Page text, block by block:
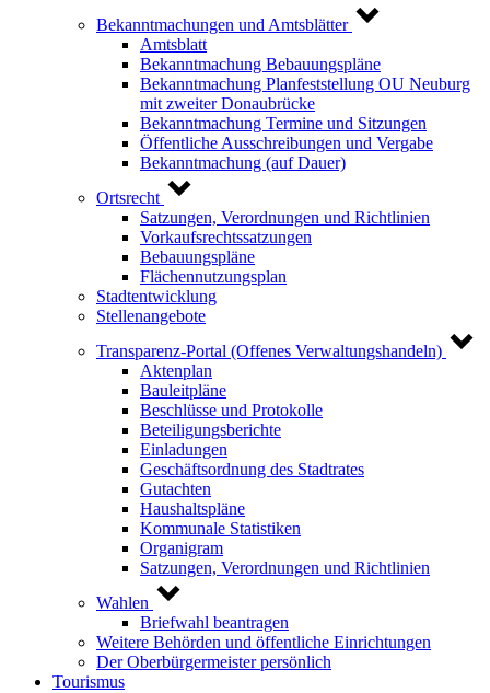
Bekanntmachungen und Amtsblätter
Amtsblatt
Bekanntmachung Bebauungspläne
Bekanntmachung Planfeststellung OU Neuburg
mit zweiter Donaubrücke
Bekanntmachung Termine und Sitzungen
Öffentliche Ausschreibungen und Vergabe
Bekanntmachung (auf Dauer)
Ortsrecht
Satzungen, Verordnungen und Richtlinien
Vorkaufsrechtssatzungen
Bebauungspläne
Flächennutzungsplan
Stadtentwicklung
Stellenangebote
Transparenz-Portal (Offenes Verwaltungshandeln)
Aktenplan
Bauleitpläne
Beschlüsse und Protokolle
Beteiligungsberichte
Einladungen
Geschäftsordnung des Stadtrates
Gutachten
Haushaltspläne
Kommunale Statistiken
Organigram
Satzungen, Verordnungen und Richtlinien
Wahlen
Briefwahl beantragen
Weitere Behörden und öffentliche Einrichtungen
Der Oberbürgermeister persönlich
Tourismus